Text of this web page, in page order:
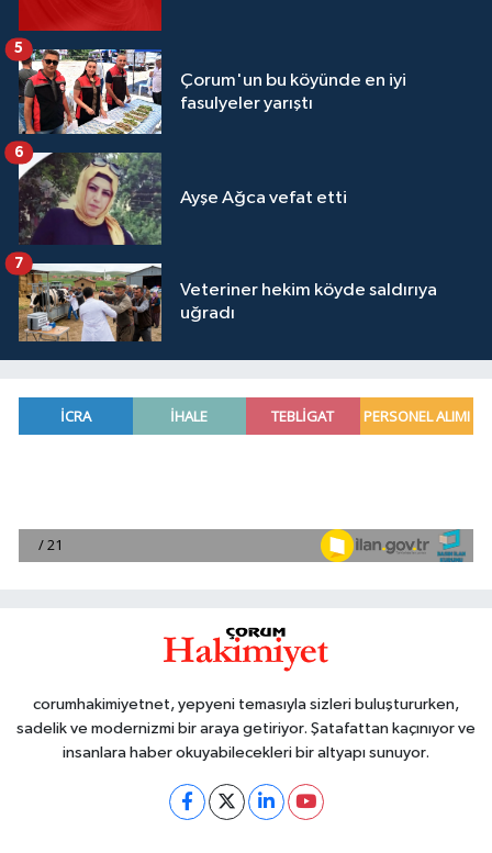
Çorum'un bu köyünde en iyi
fasulyeler yarıştı
5
Ayşe Ağca vefat etti
6
Veteriner hekim köyde saldırıya
uğradı
7
corumhakimiyetnet, yepyeni temasıyla sizleri buluştururken,
sadelik ve modernizmi bir araya getiriyor. Şatafattan kaçınıyor ve
insanlara haber okuyabilecekleri bir altyapı sunuyor.